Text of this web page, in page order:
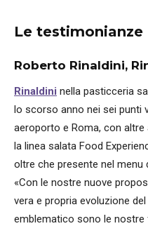
Le testimonianze
Roberto Rinaldini,
Rinaldini nella pasticceria
lo scorso anno nei sei punti
aeroporto e Roma, con
la linea salata Food
oltre che presente nel menu
«Con le nostre nuove
vera e propria evoluzione
emblematico sono le nostre